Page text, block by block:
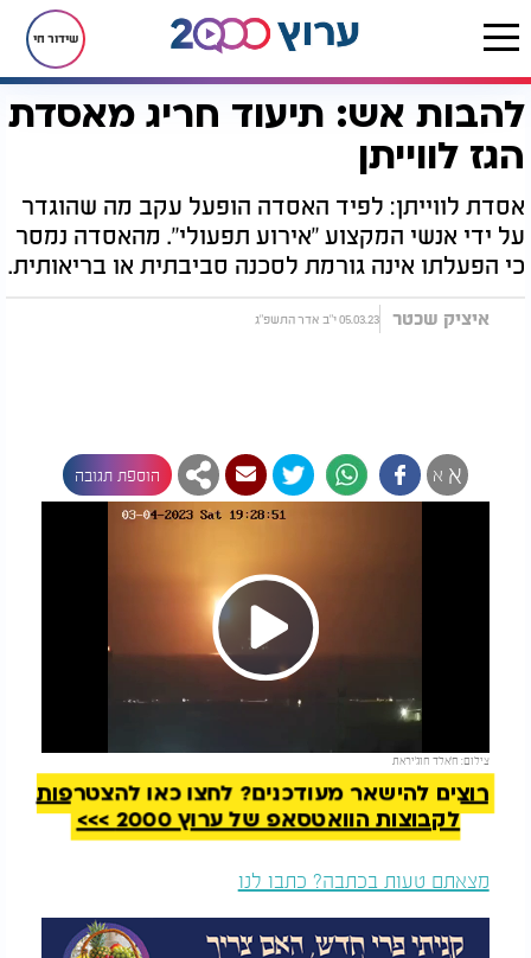
שידור חי
דף הבית חדשות להבות אש: תיעוד חריג מאסדת הגז לווייתן
להבות אש: תיעוד חריג מאסדת
הגז לווייתן
אסדת לווייתן: לפיד האסדה הופעל עקב מה שהוגדר
על ידי אנשי המקצוע "אירוע תפעולי". מהאסדה נמסר
כי הפעלתו אינה גורמת לסכנה סביבתית או בריאותית.
איציק שכטר 05.03.23 י"ב אדר התשפ"ג
א א הוספת תגובה
Play
Video
צילום: ח'אלד חוג'יראת
להמשך קריאה
רוצים להישאר מעודכנים? לחצו כאן להצטרפות
לקבוצות הוואטסאפ של ערוץ 2000 >>>
מצאתם טעות בכתבה? כתבו לנו